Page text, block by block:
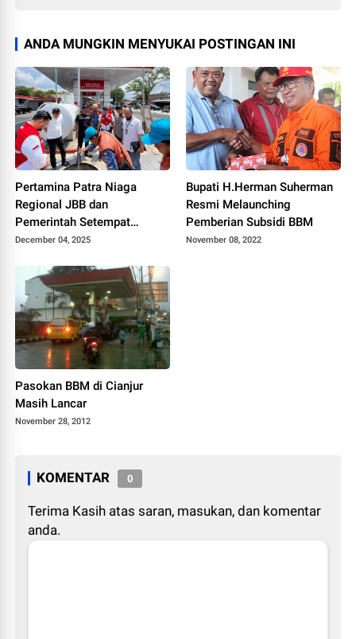
ANDA MUNGKIN MENYUKAI POSTINGAN INI
Pertamina Patra Niaga
Regional JBB dan
Pemerintah Setempat
Pastikan SPBU di
Masyarakat dengan BBM
Berkualitas
December 04, 2025
Bupati H.Herman Suherman
Resmi Melaunching
Pemberian Subsidi BBM
November 08, 2022
Pasokan BBM di Cianjur
Masih Lancar
November 28, 2012
KOMENTAR 0
Terima Kasih atas saran, masukan, dan komentar
anda.